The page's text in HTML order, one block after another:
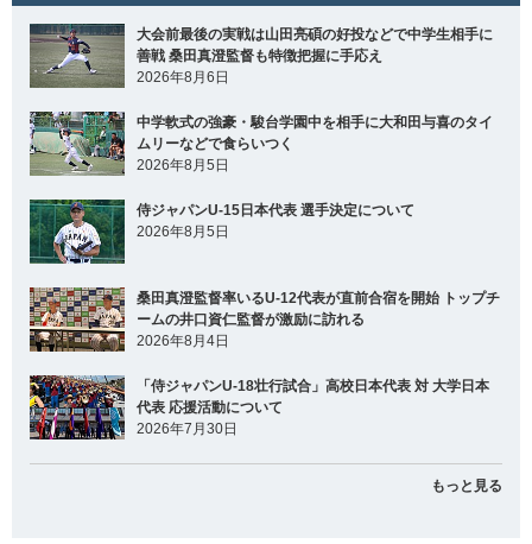
大会前最後の実戦は山田亮碩の好投などで中学生相手に
善戦 桑田真澄監督も特徴把握に手応え
2026年8月6日
中学軟式の強豪・駿台学園中を相手に大和田与喜のタイ
ムリーなどで食らいつく
2026年8月5日
侍ジャパンU-15日本代表 選手決定について
2026年8月5日
桑田真澄監督率いるU-12代表が直前合宿を開始 トップチ
ームの井口資仁監督が激励に訪れる
2026年8月4日
「侍ジャパンU-18壮行試合」高校日本代表 対 大学日本
代表 応援活動について
2026年7月30日
もっと見る